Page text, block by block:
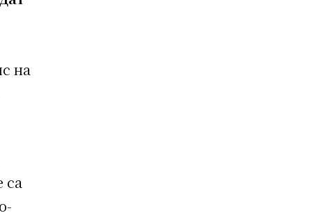
на
са